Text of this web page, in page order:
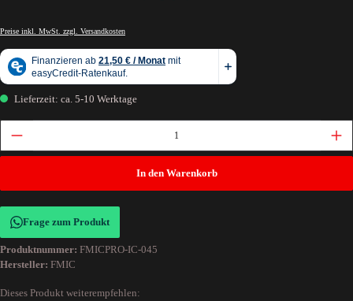
Preise inkl. MwSt. zzgl. Versandkosten
Lieferzeit: ca. 5-10 Werktage
In den Warenkorb
Frage zum Produkt
Produktnummer: FMICPRO-IC-045
Hersteller: FMIC
Dieses Produkt weiterempfehlen: